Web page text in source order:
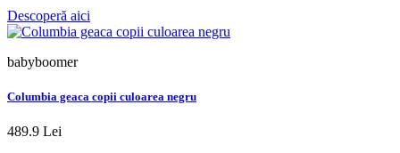
Descoperă aici
babyboomer
Columbia geaca copii culoarea negru
489.9 Lei